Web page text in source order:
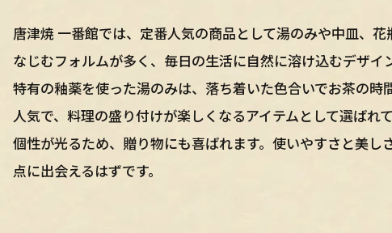
唐津焼 一番館では、定番人気の商品として湯のみや中皿、
なじむフォルムが多く、毎日の生活に自然に溶け込むデザ
特有の釉薬を使った湯のみは、落ち着いた色合いでお茶の
人気で、料理の盛り付けが楽しくなるアイテムとして選ば
個性が光るため、贈り物にも喜ばれます。使いやすさと美
点に出会えるはずです。